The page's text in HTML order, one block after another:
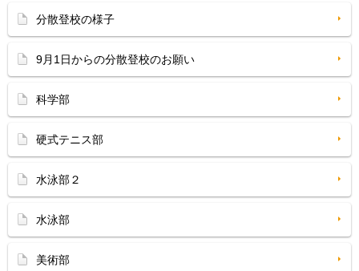
分散登校の様子
9月1日からの分散登校のお願い
科学部
硬式テニス部
水泳部２
水泳部
美術部